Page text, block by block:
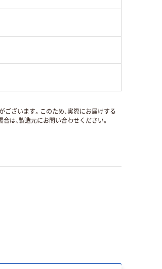
ございます。このため、実際にお届けする
は、製造元にお問い合わせください。